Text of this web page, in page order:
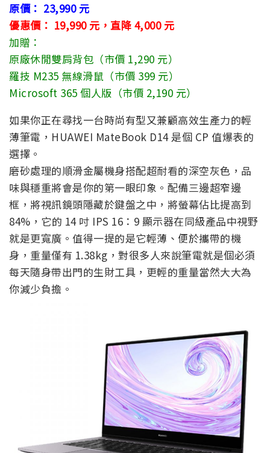
原價： 23,990 元
優惠價： 19,990 元，直降 4,000 元
加贈：
原廠休閒雙肩背包（市價 1,290 元）
羅技 M235 無線滑鼠（市價 399 元）
Microsoft 365 個人版（市價 2,190 元）
如果你正在尋找一台時尚有型又兼顧高效生產力的輕
薄筆電，HUAWEI MateBook D14 是個 CP 值爆表的
選擇。
磨砂處理的順滑金屬機身搭配超耐看的深空灰色，品
味與穩重將會是你的第一眼印象。配備三邊超窄邊
框，將視訊鏡頭隱藏於鍵盤之中，將螢幕佔比提高到
84%，它的 14 吋 IPS 16：9 顯示器在同級產品中視野
就是更寬廣。值得一提的是它輕薄、便於攜帶的機
身，重量僅有 1.38kg，對很多人來說筆電就是個必須
每天隨身帶出門的生財工具，更輕的重量當然大大為
你減少負擔。